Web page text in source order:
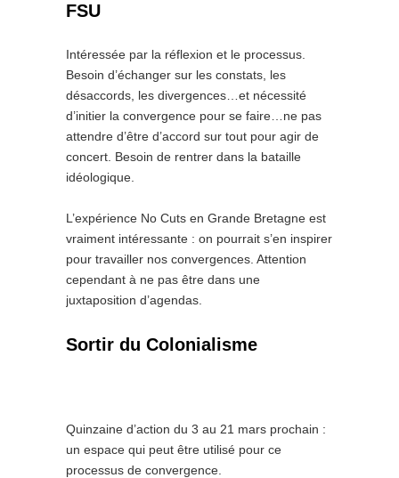
FSU
Intéressée par la réflexion et le processus.
Besoin d’échanger sur les constats, les
désaccords, les divergences…et nécessité
d’initier la convergence pour se faire…ne pas
attendre d’être d’accord sur tout pour agir de
concert. Besoin de rentrer dans la bataille
idéologique.
L’expérience No Cuts en Grande Bretagne est
vraiment intéressante : on pourrait s’en inspirer
pour travailler nos convergences. Attention
cependant à ne pas être dans une
juxtaposition d’agendas.
Sortir du Colonialisme
Quinzaine d’action du 3 au 21 mars prochain :
un espace qui peut être utilisé pour ce
processus de convergence.